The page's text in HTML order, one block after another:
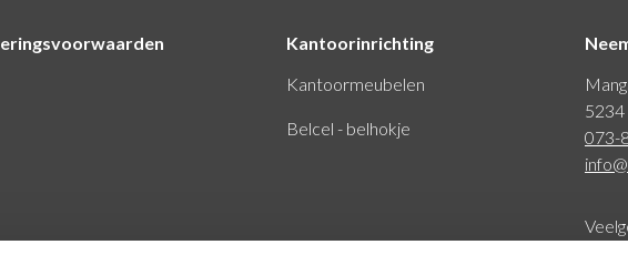
Kantoorinrichting
Kantoormeubelen
Belcel - belhokje
073-